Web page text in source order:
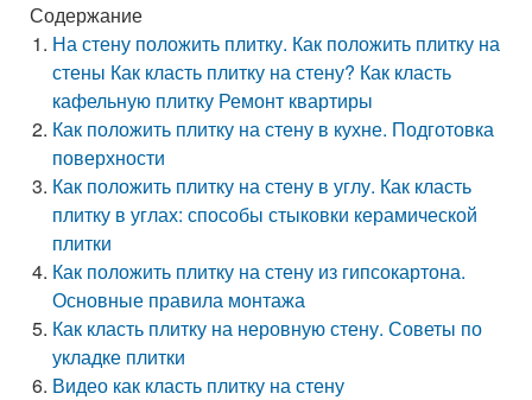
Содержание
На стену положить плитку. Как положить плитку на
стены Как класть плитку на стену? Как класть
кафельную плитку Ремонт квартиры
Как положить плитку на стену в кухне. Подготовка
поверхности
Как положить плитку на стену в углу. Как класть
плитку в углах: способы стыковки керамической
плитки
Как положить плитку на стену из гипсокартона.
Основные правила монтажа
Как класть плитку на неровную стену. Советы по
укладке плитки
Видео как класть плитку на стену